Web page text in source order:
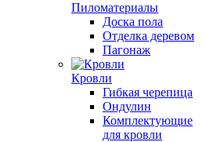
Пиломатериалы
Доска пола
Отделка деревом
Пагонаж
Кровли
Гибкая черепица
Ондулин
Комплектующие
для кровли